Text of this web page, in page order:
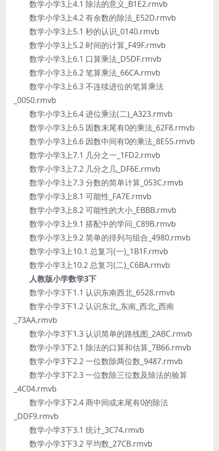
数学小学3上4.1 除法的意义_B1E2.rmvb
数学小学3上4.2 有余数的除法_E52D.rmvb
数学小学3上5.1 秒的认识_0140.rmvb
数学小学3上5.2 时间的计算_F49F.rmvb
数学小学3上6.1 口算乘法_D5DF.rmvb
数学小学3上6.2 笔算乘法_66CA.rmvb
数学小学3上6.3 不连续进位的笔算乘法
_0050.rmvb
数学小学3上6.4 进位乘法(二)_A323.rmvb
数学小学3上6.5 因数末尾有0的乘法_62F8.rmvb
数学小学3上6.6 因数中间有0的乘法_8E55.rmvb
数学小学3上7.1 几分之一_1FD2.rmvb
数学小学3上7.2 几分之几_DF6E.rmvb
数学小学3上7.3 分数的简单计算_053C.rmvb
数学小学3上8.1 可能性_FA7E.rmvb
数学小学3上8.2 可能性的大小_EBBB.rmvb
数学小学3上9.1 搭配中的学问_C89B.rmvb
数学小学3上9.2 简单的排列与组合_4980.rmvb
数学小学3上10.1 总复习(一)_1B1F.rmvb
数学小学3上10.2 总复习(二)_C6BA.rmvb
人教版小学数学3下
数学小学3下1.1 认识东南西北_6528.rmvb
数学小学3下1.2 认识东北_东南_西北_西南
_73AA.rmvb
数学小学3下1.3 认识简单的路线图_2ABC.rmvb
数学小学3下2.1 除法的口算和估算_7B66.rmvb
数学小学3下2.2 一位数除两位数_9487.rmvb
数学小学3下2.3 一位数除三位数及除法的验算
_4C04.rmvb
数学小学3下2.4 商中间或末尾有0的除法
_DDF9.rmvb
数学小学3下3.1 统计_3C74.rmvb
数学小学3下3.2 平均数_27CB.rmvb